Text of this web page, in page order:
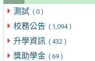
測試 ( 0 )
校務公告 ( 1,094 )
升學資訊 ( 432 )
獎助學金 ( 69 )